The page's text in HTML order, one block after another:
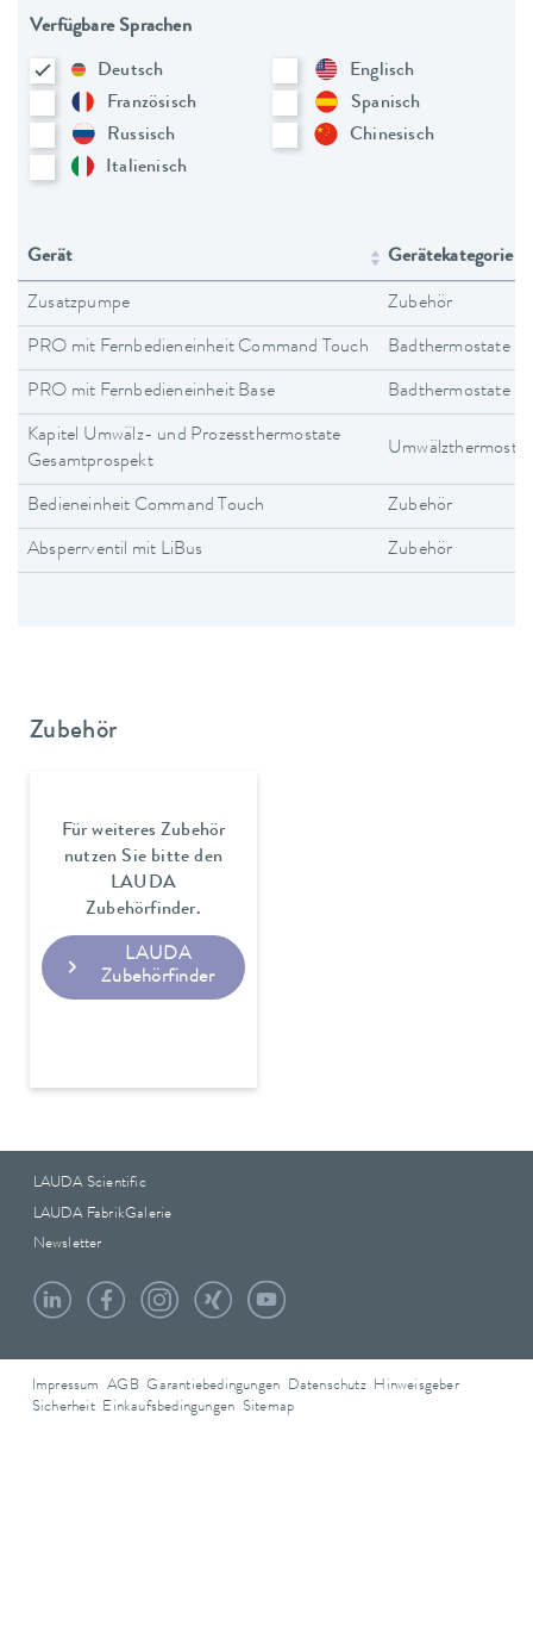
Verfügbare Sprachen
Deutsch
Englisch
Französisch
Spanisch
Russisch
Chinesisch
Italienisch
Gerät Gerätekategorie
Zusatzpumpe Zubehör
PRO mit Fernbedieneinheit Command Touch Badthermostate
PRO mit Fernbedieneinheit Base Badthermostate
Kapitel Umwälz- und Prozessthermostate
Gesamtprospekt
Bedieneinheit Command Touch Zubehör
Absperrventil mit LiBus Zubehör
Zubehör
Für weiteres Zubehör
nutzen Sie bitte den
LAUDA
Zubehörfinder.
LAUDA
Zubehörfinder
LAUDA Scientific
LAUDA FabrikGalerie
Newsletter
Impressum AGB Garantiebedingungen Datenschutz Hinweisgeber
Sicherheit Einkaufsbedingungen Sitemap